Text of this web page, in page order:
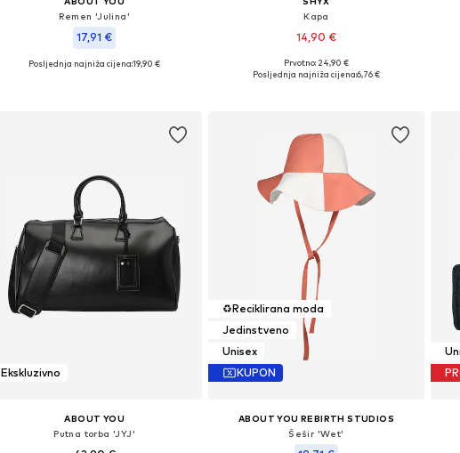
Remen 'Julina'
17,91 €
Dostupne veličine: 80, 85, 90, 95
Posljednja najniža cijena:19,90 €
Kapa
14,90 €
Dostupne veličine: 55-60
Prvotno: 24,90 €
Posljednja najniža cijena:6,76 €
Ekskluzivno
ABOUT YOU
Putna torba 'JYJ'
♻️Reciklirana moda
Jedinstveno
Unisex
KUPON
ABOUT YOU REBIRTH STUDIOS
Šešir 'Wet'